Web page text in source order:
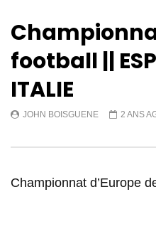
football ||
ITALIE
JOHN BOISGUENE 2 ANS
Championnat d’Europe